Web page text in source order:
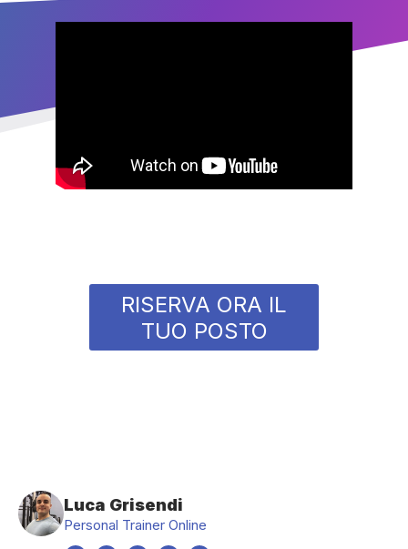
RISERVA ORA IL
TUO POSTO
Luca Grisendi
Personal Trainer Online